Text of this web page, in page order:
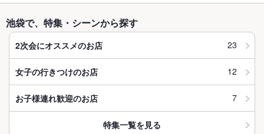
池袋で、特集・シーンから探す
2次会にオススメのお店 23
女子の行きつけのお店 12
お子様連れ歓迎のお店 7
特集一覧を見る